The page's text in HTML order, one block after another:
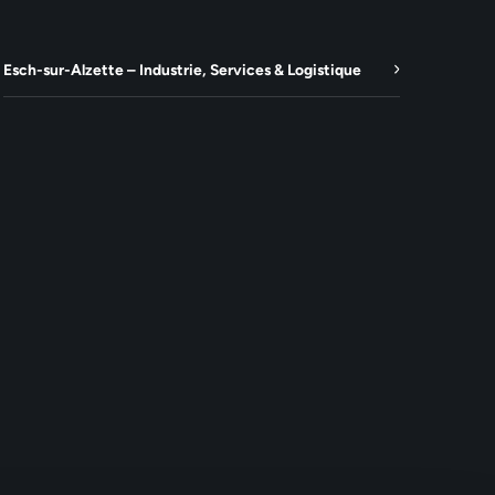
Esch-sur-Alzette – Industrie, Services & Logistique